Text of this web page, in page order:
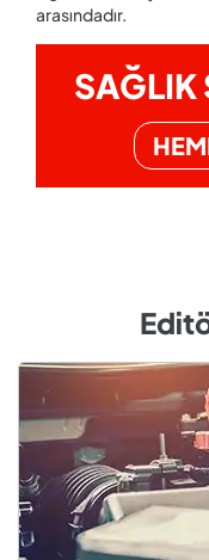
arasındadır.
SAĞLIK